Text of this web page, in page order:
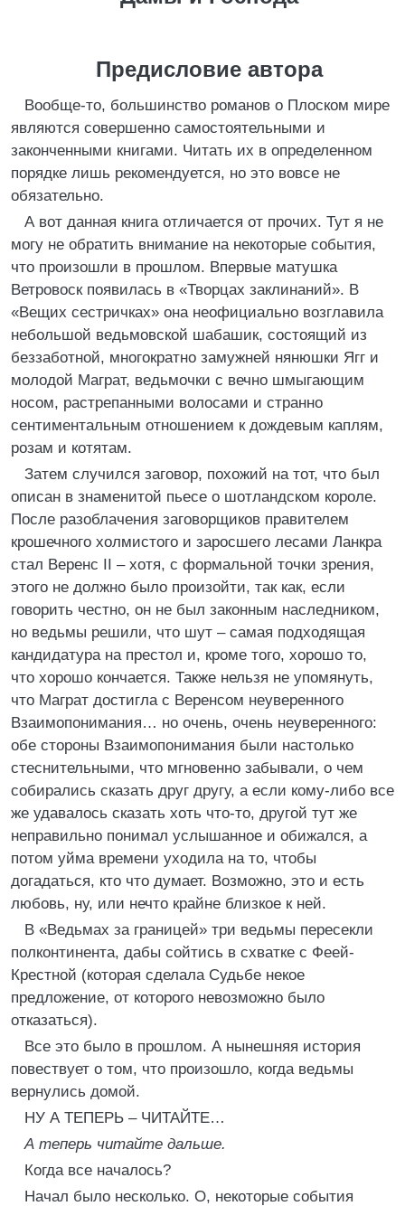
Предисловие автора
Вообще-то, большинство романов о Плоском мире
являются совершенно самостоятельными и
законченными книгами. Читать их в определенном
порядке лишь рекомендуется, но это вовсе не
обязательно.
А вот данная книга отличается от прочих. Тут я не
могу не обратить внимание на некоторые события,
что произошли в прошлом. Впервые матушка
Ветровоск появилась в «Творцах заклинаний». В
«Вещих сестричках» она неофициально возглавила
небольшой ведьмовской шабашик, состоящий из
беззаботной, многократно замужней нянюшки Ягг и
молодой Маграт, ведьмочки с вечно шмыгающим
носом, растрепанными волосами и странно
сентиментальным отношением к дождевым каплям,
розам и котятам.
Затем случился заговор, похожий на тот, что был
описан в знаменитой пьесе о шотландском короле.
После разоблачения заговорщиков правителем
крошечного холмистого и заросшего лесами Ланкра
стал Веренс II – хотя, с формальной точки зрения,
этого не должно было произойти, так как, если
говорить честно, он не был законным наследником,
но ведьмы решили, что шут – самая подходящая
кандидатура на престол и, кроме того, хорошо то,
что хорошо кончается. Также нельзя не упомянуть,
что Маграт достигла с Веренсом неуверенного
Взаимопонимания… но очень, очень неуверенного:
обе стороны Взаимопонимания были настолько
стеснительными, что мгновенно забывали, о чем
собирались сказать друг другу, а если кому-либо все
же удавалось сказать хоть что-то, другой тут же
неправильно понимал услышанное и обижался, а
потом уйма времени уходила на то, чтобы
догадаться, кто что думает. Возможно, это и есть
любовь, ну, или нечто крайне близкое к ней.
В «Ведьмах за границей» три ведьмы пересекли
полконтинента, дабы сойтись в схватке с Феей-
Крестной (которая сделала Судьбе некое
предложение, от которого невозможно было
отказаться).
Все это было в прошлом. А нынешняя история
повествует о том, что произошло, когда ведьмы
вернулись домой.
НУ А ТЕПЕРЬ – ЧИТАЙТЕ…
А теперь читайте дальше.
Когда все началось?
Начал было несколько. О, некоторые события